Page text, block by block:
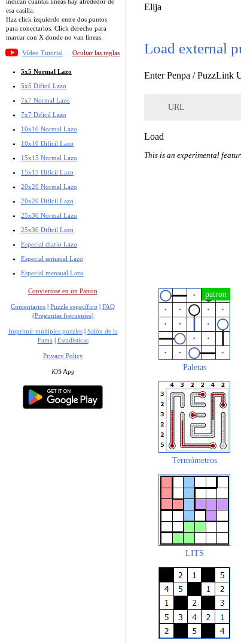
esa casilla.
Haz click izquierdo entre dos puntos
para conectarlos. Click derecho para
marcar con X donde no van lineas.
Vídeo Tutorial Ocultar las reglas
5x5 Normal Lazo
5x5 Dificil Lazo
7x7 Normal Lazo
7x7 Dificil Lazo
10x10 Normal Lazo
10x10 Dificil Lazo
15x15 Normal Lazo
15x15 Dificil Lazo
20x20 Normal Lazo
20x20 Dificil Lazo
25x30 Normal Lazo
25x30 Dificil Lazo
Especial diario Lazo
Especial semanal Lazo
Especial mensual Lazo
Conviertase en un Patron
Comentarios | Puzzle específico | FAQ
(Preguntas frecuentes)
Imprimir múltiples puzzles| Salón de la
Fama | Estadísticas
Privacy Policy
iOS App
Elija
Load external
Enter Penpa / PuzzLink
URL
Load
This is an experimental
Paletas
Termómetros
LITS